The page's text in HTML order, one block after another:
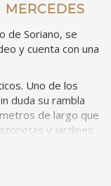
de Soriano, se
y cuenta con una
Uno de los
duda su rambla
de largo que
y jardines.
y es muy
por